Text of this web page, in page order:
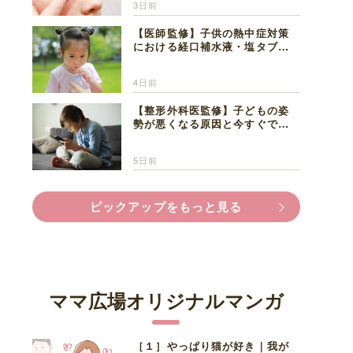
3日前
【医師監修】子供の熱中症対策
における経口補水液・塩タブレ
4日前
【整形外科医監修】子どもの姿
勢が悪くなる原因と今すぐでき
5日前
ピックアップをもっと見る
ママ広場オリジナルマンガ
［１］やっぱり猫が好き｜我が